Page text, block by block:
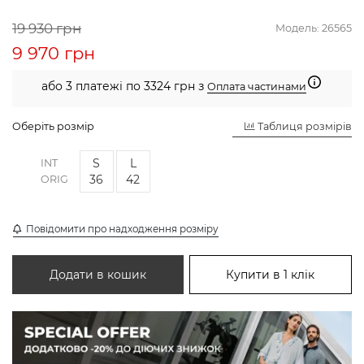
Модель: 26565
19 930 грн
9 970 грн
або 3 платежі по 3324 грн з Оплата частинами
Оберіть розмір Таблиця розмірів
INT
ORIG
S
36
L
42
Повідомити про надходження розміру
Додати в кошик Купити в 1 клік